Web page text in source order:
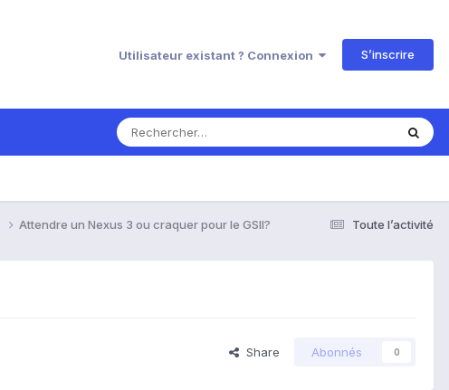
Utilisateur existant ? Connexion S’inscrire
Toute l’activité
Attendre un Nexus 3 ou craquer pour le GSII?
Share Abonnés 0